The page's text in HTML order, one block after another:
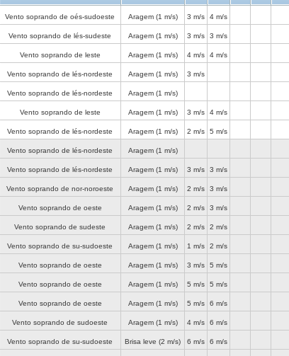
Vento soprando de oés-sudoeste Aragem(1 m/s) 3 m/s 4 m/s
Vento soprando de lés-sudeste Aragem(1 m/s) 3 m/s 3 m/s
Vento soprando de leste Aragem(1 m/s) 4 m/s 4 m/s
Vento soprando de lés-nordeste Aragem(1 m/s) 3 m/s
Vento soprando de lés-nordeste Aragem(1 m/s)
Vento soprando de leste Aragem(1 m/s) 3 m/s 4 m/s
Vento soprando de lés-nordeste Aragem(1 m/s) 2 m/s 5 m/s
Vento soprando de lés-nordeste Aragem(1 m/s)
Vento soprando de lés-nordeste Aragem(1 m/s) 3 m/s 3 m/s
Vento soprando de nor-noroeste Aragem(1 m/s) 2 m/s 3 m/s
Vento soprando de oeste Aragem(1 m/s) 2 m/s 3 m/s
Vento soprando de sudeste Aragem(1 m/s) 2 m/s 2 m/s
Vento soprando de su-sudoeste Aragem(1 m/s) 1 m/s 2 m/s
Vento soprando de oeste Aragem(1 m/s) 3 m/s 5 m/s
Vento soprando de oeste Aragem(1 m/s) 5 m/s 5 m/s
Vento soprando de oeste Aragem(1 m/s) 5 m/s 6 m/s
Vento soprando de sudoeste Aragem(1 m/s) 4 m/s 6 m/s
Vento soprando de su-sudoeste Brisa leve (2 m/s) 6 m/s 6 m/s